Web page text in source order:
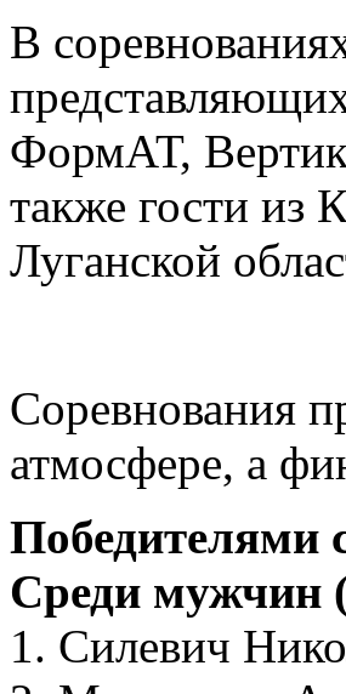
В
ФормАТ,
также гости из
Луганской
Соревнования
атмосфере, а
Победителями
Среди мужчин
1. Силевич